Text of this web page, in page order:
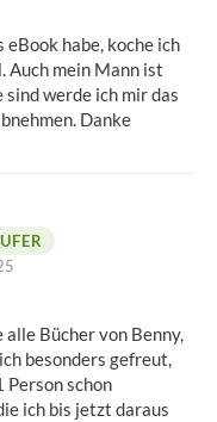
eBook habe, koche ich
Auch mein Mann ist
werde ich mir das
Danke
Bücher von Benny,
besonders gefreut,
Person schon
ich bis jetzt daraus